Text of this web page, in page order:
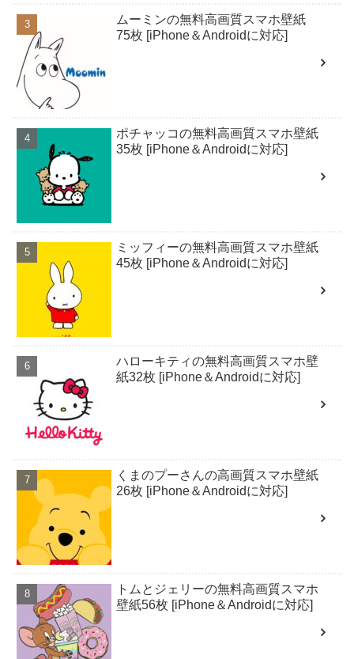
ムーミンの無料高画質スマホ壁紙
75枚 [iPhone＆Androidに対応]
ポチャッコの無料高画質スマホ壁紙
35枚 [iPhone＆Androidに対応]
ミッフィーの無料高画質スマホ壁紙
45枚 [iPhone＆Androidに対応]
ハローキティの無料高画質スマホ壁
紙32枚 [iPhone＆Androidに対応]
くまのプーさんの高画質スマホ壁紙
26枚 [iPhone＆Androidに対応]
トムとジェリーの無料高画質スマホ
壁紙56枚 [iPhone＆Androidに対応]